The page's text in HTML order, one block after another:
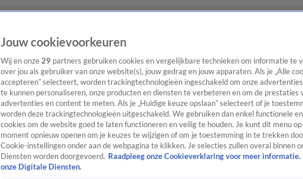
Jouw cookievoorkeuren
Wij en onze 29 partners gebruiken cookies en vergelijkbare technieken om informatie te
over jou als gebruiker van onze website(s), jouw gedrag en jouw apparaten. Als je „Alle
accepteren” selecteert, worden trackingtechnologieën ingeschakeld om onze
te kunnen personaliseren, onze producten en diensten te verbeteren en om de prestaties
advertenties en content te meten. Als je „Huidige keuze opslaan” selecteert of je
worden deze trackingtechnologieën uitgeschakeld. We gebruiken dan enkel functionele
cookies om de website goed te laten functioneren en veilig te houden. Je kunt dit menu
moment opnieuw openen om je keuzes te wijzigen of om je toestemming in te trekken
Cookie-instellingen onder aan de webpagina te klikken. Je selecties zullen overal binnen
Diensten worden doorgevoerd. Raadpleeg onze Cookieverklaring voor meer informatie.
onze Digitale Diensten.